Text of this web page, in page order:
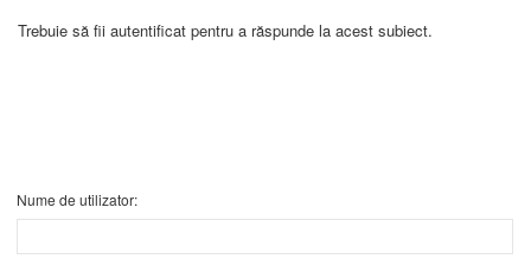
Trebuie să fii autentificat pentru a răspunde la acest subiect.
Nume de utilizator: